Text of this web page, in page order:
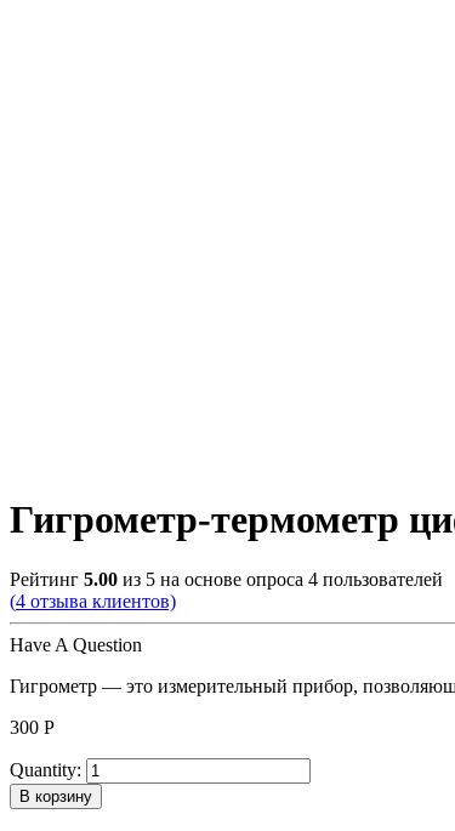
Гигрометр-термометр
Рейтинг 5.00 из 5 на основе опроса 4 пользователей
(4 отзыва клиентов)
Have A Question
Гигрометр — это измерительный прибор,
300 Р
Quantity:
В корзину